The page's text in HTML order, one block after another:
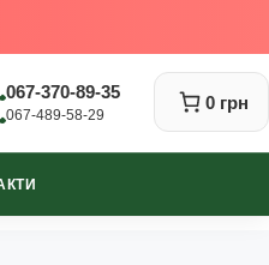
067-370-89-35
067-489-58-29
0 грн